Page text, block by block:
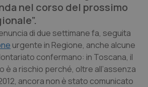
nel corso del prossimo
di due settimane fa, seguita
urgente in Regione, anche alcune
confermano: in Toscana, il
a rischio perché, oltre all’assenza
ancora non è stato comunicato